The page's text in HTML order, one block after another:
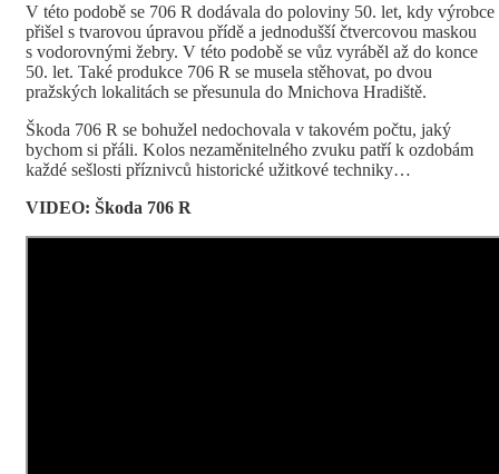
V této podobě se 706 R dodávala do poloviny 50. let, kdy výrobce
přišel s tvarovou úpravou přídě a jednodušší čtvercovou maskou
s vodorovnými žebry. V této podobě se vůz vyráběl až do konce
50. let. Také produkce 706 R se musela stěhovat, po dvou
pražských lokalitách se přesunula do Mnichova Hradiště.
Škoda 706 R se bohužel nedochovala v takovém počtu, jaký
bychom si přáli. Kolos nezaměnitelného zvuku patří k ozdobám
každé sešlosti příznivců historické užitkové techniky…
VIDEO: Škoda 706 R